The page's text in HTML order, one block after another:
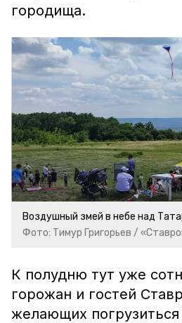
городища.
Воздушный змей в небе над
Фото: Тимур Григорьев /
К полудню тут уже
горожан и гостей
желающих